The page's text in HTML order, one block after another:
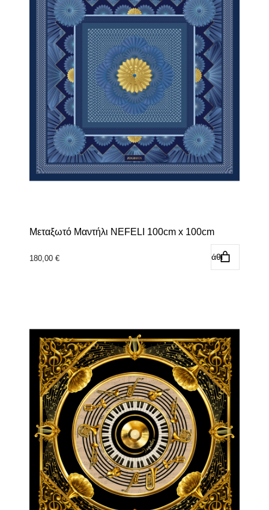
Μεταξωτό Μαντήλι NEFELI 100cm x 100cm
180,00 € Προσθήκη στο καλάθι